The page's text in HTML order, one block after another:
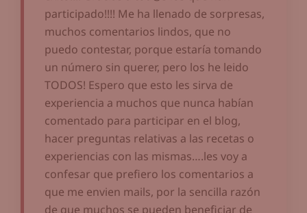
participado!!!! Me ha llenado de sorpresas,
muchos comentarios lindos, que no
puedo contestar, porque estaría tomando
un número sin querer, pero los he leido
TODOS! Espero que esto les sirva de
experiencia a muchos que nunca habían
comentado para participar en el blog,
hacer preguntas relativas a las recetas o
experiencias con las mismas….les voy a
confesar que prefiero los comentarios a
que me envien mails, por la sencilla razón
de que muchos se pueden beneficiar de